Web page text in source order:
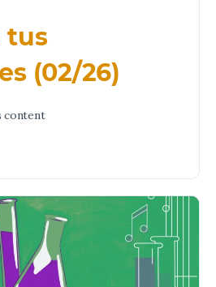
tus
(02/26)
content